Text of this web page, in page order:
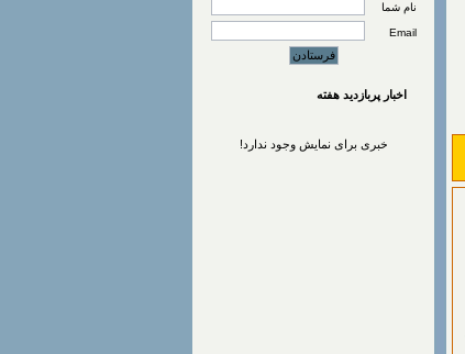
نام شما
Email
اخبار پربازديد هفته
خبری برای نمایش وجود ندارد!